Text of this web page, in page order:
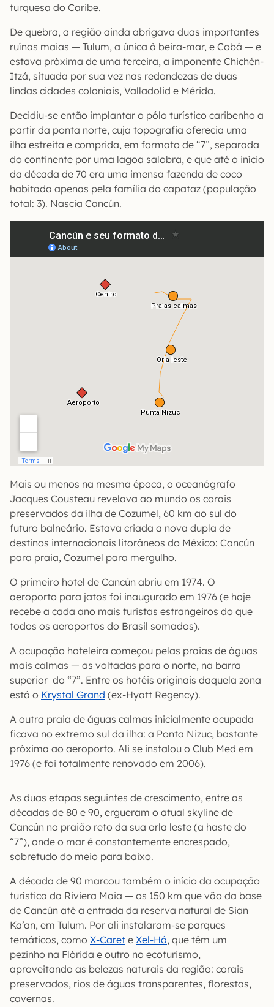
turquesa do Caribe.
De quebra, a região ainda abrigava duas importantes
ruínas maias — Tulum, a única à beira-mar, e Cobá — e
estava próxima de uma terceira, a imponente Chichén-
Itzá, situada por sua vez nas redondezas de duas
lindas cidades coloniais, Valladolid e Mérida.
Decidiu-se então implantar o pólo turístico caribenho a
partir da ponta norte, cuja topografia oferecia uma
ilha estreita e comprida, em formato de “7”, separada
do continente por uma lagoa salobra, e que até o início
da década de 70 era uma imensa fazenda de coco
habitada apenas pela família do capataz (população
total: 3). Nascia Cancún.
Mais ou menos na mesma época, o oceanógrafo
Jacques Cousteau revelava ao mundo os corais
preservados da ilha de Cozumel, 60 km ao sul do
futuro balneário. Estava criada a nova dupla de
destinos internacionais litorâneos do México: Cancún
para praia, Cozumel para mergulho.
O primeiro hotel de Cancún abriu em 1974. O
aeroporto para jatos foi inaugurado em 1976 (e hoje
recebe a cada ano mais turistas estrangeiros do que
todos os aeroportos do Brasil somados).
A ocupação hoteleira começou pelas praias de águas
mais calmas — as voltadas para o norte, na barra
superior do “7”. Entre os hotéis originais daquela zona
está o Krystal Grand (ex-Hyatt Regency).
A outra praia de águas calmas inicialmente ocupada
ficava no extremo sul da ilha: a Ponta Nizuc, bastante
próxima ao aeroporto. Ali se instalou o Club Med em
1976 (e foi totalmente renovado em 2006).
As duas etapas seguintes de crescimento, entre as
décadas de 80 e 90, ergueram o atual skyline de
Cancún no praião reto da sua orla leste (a haste do
“7”), onde o mar é constantemente encrespado,
sobretudo do meio para baixo.
A década de 90 marcou também o início da ocupação
turística da Riviera Maia — os 150 km que vão da base
de Cancún até a entrada da reserva natural de Sian
Ka’an, em Tulum. Por ali instalaram-se parques
temáticos, como X-Caret e Xel-Há, que têm um
pezinho na Flórida e outro no ecoturismo,
aproveitando as belezas naturais da região: corais
preservados, rios de águas transparentes, florestas,
cavernas.